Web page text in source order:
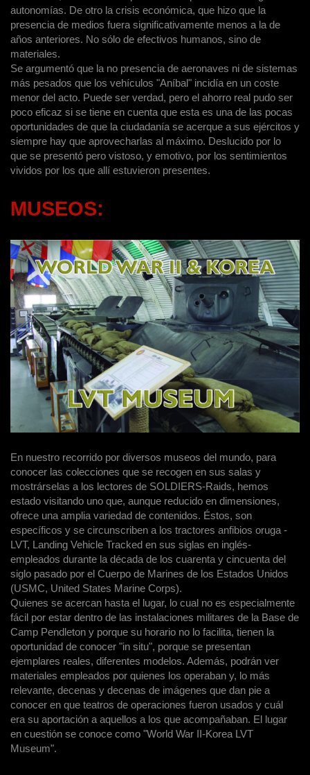
autonomías. De otro la crisis económica, que hizo que la
presencia de medios fuera significativamente menos a la de
años anteriores. No sólo de efectivos humanos, sino de
materiales.
Se argumentó que la no presencia de aeronaves ni de sistemas
más pesados que los vehículos "Aníbal" incidía en un coste
menor del acto. Puede ser verdad, pero el ahorro real pudo ser
poco eficaz si se tiene en cuenta que esta es una de las pocas
oportunidades de que la ciudadanía se acerque a sus ejércitos y
siempre hay que aprovecharlas al máximo. Deslucido por lo
que se presentó pero vistoso, y emotivo, por los sentimientos
vividos por los que allí estuvieron presentes.
MUSEOS:
En nuestro recorrido por diversos museos del mundo, para
conocer las colecciones que se recogen en sus salas y
mostrárselas a los lectores de SOLDIERS-Raids, hemos
estado visitando uno que, aunque reducido en dimensiones,
ofrece una amplia variedad de contenidos. Éstos, son
específicos y se circunscriben a los tractores anfibios oruga -
LVT, Landing Vehicle Tracked en sus siglas en inglés-
empleados durante la década de los cuarenta y cincuenta del
siglo pasado por el Cuerpo de Marines de los Estados Unidos
(USMC, United States Marine Corps).
Quienes se acercan hasta el lugar, lo cual no es especialmente
fácil por estar dentro de las instalaciones militares de la Base de
Camp Pendleton y porque su horario no lo facilita, tienen la
oportunidad de conocer "in situ", porque se presentan
ejemplares reales, diferentes modelos. Además, podrán ver
materiales empleados por quienes los operaban y, lo más
relevante, decenas y decenas de imágenes que dan pie a
conocer en que teatros de operaciones fueron usados y cuál
era su aportación a aquellos a los que acompañaban. El lugar
en cuestión se conoce como "World War II-Korea LVT
Museum".